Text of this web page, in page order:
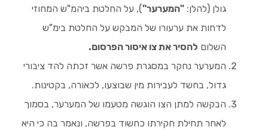
גולן (להלן: "המערער"), על החלטת ביהמ"ש המחוזי
לדחות את ערעורו של המבקש על החלטת בימ"ש
השלום להסיר את צו איסור הפרסום.
המערער נחקר במסגרת פרשה אשר זכתה להד ציבורי
גדול, בחשד לעבירות מין שבוצעו, לכאורה, בקטינות.
הבקשה למתן הצו הוגשה מטעמו של המערער, בסמוך
לאחר תחילת חקירתו כחשוד בפרשה, ונאמר בה כי היא